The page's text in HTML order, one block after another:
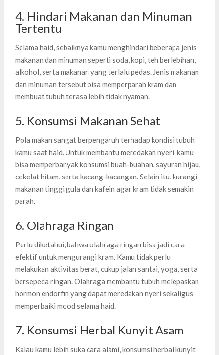
4. Hindari Makanan dan Minuman
Tertentu
Selama haid, sebaiknya kamu menghindari beberapa jenis
makanan dan minuman seperti soda, kopi, teh berlebihan,
alkohol, serta makanan yang terlalu pedas. Jenis makanan
dan minuman tersebut bisa memperparah kram dan
membuat tubuh terasa lebih tidak nyaman.
5. Konsumsi Makanan Sehat
Pola makan sangat berpengaruh terhadap kondisi tubuh
kamu saat haid. Untuk membantu meredakan nyeri, kamu
bisa memperbanyak konsumsi buah-buahan, sayuran hijau,
cokelat hitam, serta kacang-kacangan. Selain itu, kurangi
makanan tinggi gula dan kafein agar kram tidak semakin
parah.
6. Olahraga Ringan
Perlu diketahui, bahwa olahraga ringan bisa jadi cara
efektif untuk mengurangi kram. Kamu tidak perlu
melakukan aktivitas berat, cukup jalan santai, yoga, serta
bersepeda ringan. Olahraga membantu tubuh melepaskan
hormon endorfin yang dapat meredakan nyeri sekaligus
memperbaiki mood selama haid.
7. Konsumsi Herbal Kunyit Asam
Kalau kamu lebih suka cara alami, konsumsi herbal kunyit